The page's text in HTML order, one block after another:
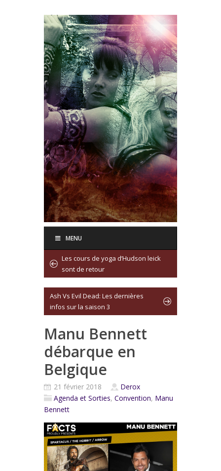
MENU
Les cours de yoga d’Hudson leick
sont de retour
Ash Vs Evil Dead: Les dernières
infos sur la saison 3
Manu Bennett
débarque en
Belgique
21 février 2018
Derox
Agenda et Sorties, Convention, Manu
Bennett